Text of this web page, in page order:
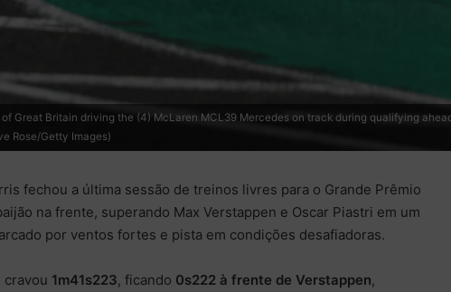
of Great Britain driving the (4) McLaren MCL39 Mercedes on track during qualifying
Rose/Getty Images)
fechou a última sessão de treinos livres para o Grande Prêmio
na frente, superando Max Verstappen e Oscar Piastri em um
por ventos fortes e pista em condições desafiadoras.
cravou 1m41s223, ficando 0s222 à frente de Verstappen,